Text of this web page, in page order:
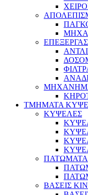
ΤΜΗΜΑΤΑ
ΚΥΨΕΛΕΣ
ΠΑΤΩΜΑΤΑ
ΒΑΣΕΙΣ